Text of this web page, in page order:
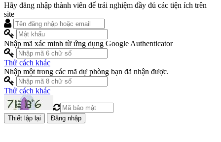
Hãy đăng nhập thành viên để trải nghiệm đầy đủ các tiện ích trên
site
Nhập mã xác minh từ ứng dụng Google Authenticator
Thử cách khác
Nhập một trong các mã dự phòng bạn đã nhận được.
Thử cách khác
Đăng nhập